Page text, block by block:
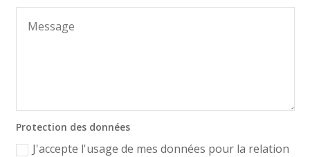
Protection des données
J'accepte l'usage de mes données pour la relation